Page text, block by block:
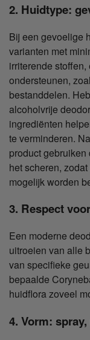
2. Huidtype:
Bij een gevoelige
varianten met
irriterende
ondersteunen,
bestanddelen.
alcoholvrije
ingrediënten
te verminderen.
product
het scheren,
mogelijk worden
3. Respect
Een moderne
uitroeien van alle
van specifieke
bepaalde
huidflora zoveel
4. Vorm: